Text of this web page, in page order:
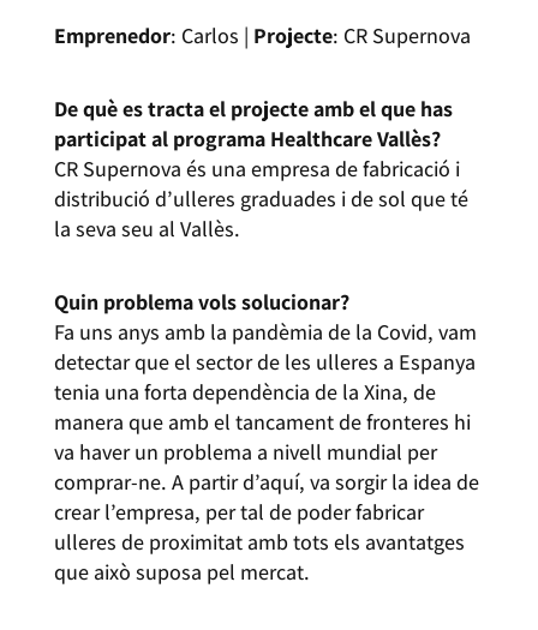
Emprenedor: Carlos | Projecte: CR Supernova
De què es tracta el projecte amb el que has
participat al programa Healthcare Vallès?
CR Supernova és una empresa de fabricació i
distribució d’ulleres graduades i de sol que té
la seva seu al Vallès.
Quin problema vols solucionar?
Fa uns anys amb la pandèmia de la Covid, vam
detectar que el sector de les ulleres a Espanya
tenia una forta dependència de la Xina, de
manera que amb el tancament de fronteres hi
va haver un problema a nivell mundial per
comprar-ne. A partir d’aquí, va sorgir la idea de
crear l’empresa, per tal de poder fabricar
ulleres de proximitat amb tots els avantatges
que això suposa pel mercat.